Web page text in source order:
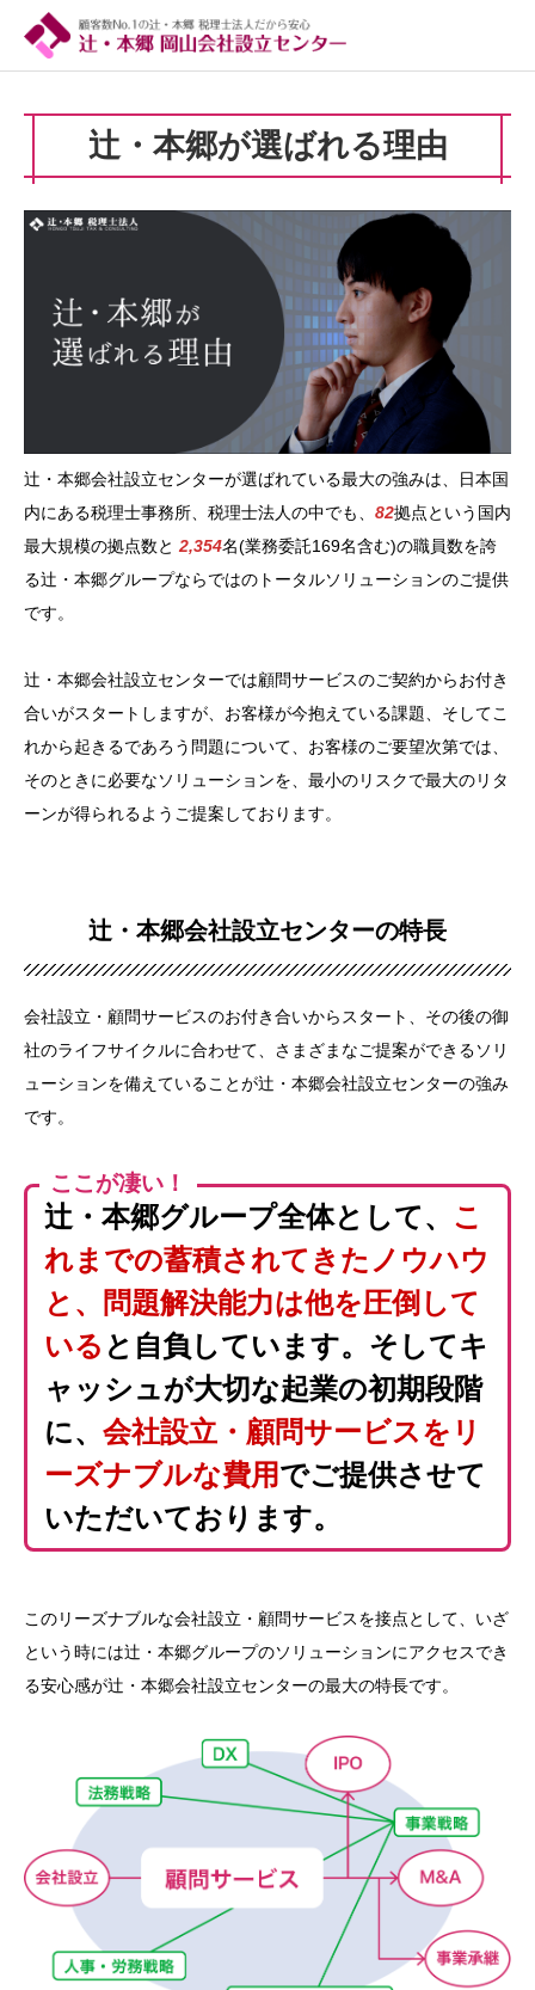
辻・本郷が選ばれる理由
辻・本郷会社設立センターが選ばれている最大の強みは、日本国
内にある税理士事務所、税理士法人の中でも、 82拠点という国内
最大規模の拠点数と 2,354名(業務委託169名含む)の職員数を誇
る辻・本郷グループならではのトータルソリューションのご提供
です。
辻・本郷会社設立センターでは顧問サービスのご契約からお付き
合いがスタートしますが、お客様が今抱えている課題、そしてこ
れから起きるであろう問題について、お客様のご要望次第では、
そのときに必要なソリューションを、最小のリスクで最大のリタ
ーンが得られるようご提案しております。
辻・本郷会社設立センターの特長
会社設立・顧問サービスのお付き合いからスタート、その後の御
社のライフサイクルに合わせて、さまざまなご提案ができるソリ
ューションを備えていることが辻・本郷会社設立センターの強み
です。
ここが凄い！
辻・本郷グループ全体として、 こ
れまでの蓄積されてきたノウハウ
と、問題解決能力は他を圧倒して
いる と自負しています。そしてキ
ャッシュが大切な起業の初期段階
に、 会社設立・顧問サービスをリ
ーズナブルな費用でご提供させて
いただいております。
このリーズナブルな会社設立・顧問サービスを接点として、いざ
という時には辻・本郷グループのソリューションにアクセスでき
る安心感が辻・本郷会社設立センターの最大の特長です。